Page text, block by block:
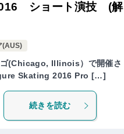
ショート演技 (解
(AUS)
ゴ(Chicago, Illinois）で開催さ
Skating 2016 Pro […]
続きを読む